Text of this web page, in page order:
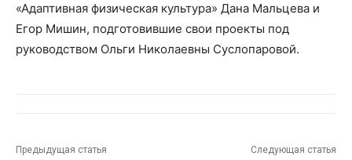
«Адаптивная физическая культура» Дана Мальцева и
Егор Мишин, подготовившие свои проекты под
руководством Ольги Николаевны Суслопаровой.
Предыдущая статья Следующая статья